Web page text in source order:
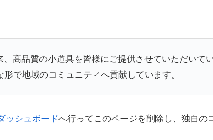
高品質の小道具を皆様にご提供させていただいて
で地域のコミュニティへ貢献しています。
ッシュボードへ行ってこのページを削除し、独自の